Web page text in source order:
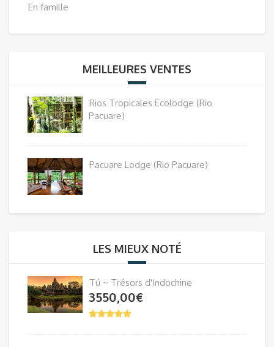
En famille
MEILLEURES VENTES
Rios Tropicales Ecolodge (Rio
Pacuare)
Pacuare Lodge (Rio Pacuare)
LES MIEUX NOTÉ
Tú ~ Trésors d'Indochine
3550,00€